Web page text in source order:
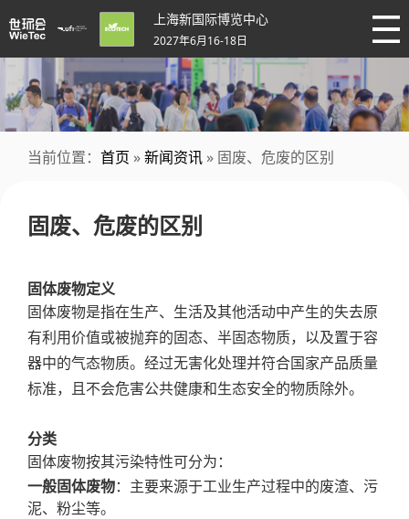
上海新国际博览中心
2027年6月16-18日
当前位置： 首页 »新闻资讯 » 固废、危废的区别
固废、危废的区别
固体废物定义
固体废物是指在生产、生活及其他活动中产生的失去原
有利用价值或被抛弃的固态、半固态物质，以及置于容
器中的气态物质。经过无害化处理并符合国家产品质量
标准，且不会危害公共健康和生态安全的物质除外。
分类
固体废物按其污染特性可分为：
一般固体废物：主要来源于工业生产过程中的废渣、污
泥、粉尘等。